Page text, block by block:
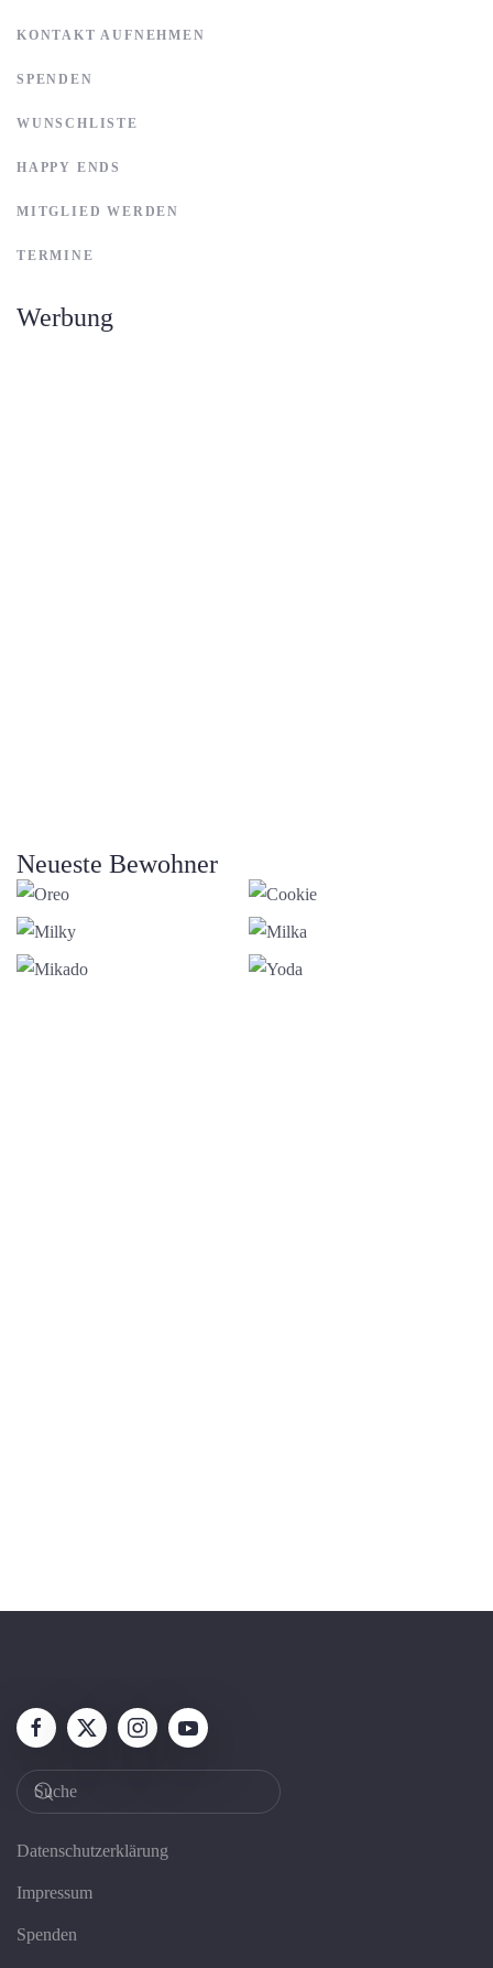
KONTAKT AUFNEHMEN
SPENDEN
WUNSCHLISTE
HAPPY ENDS
MITGLIED WERDEN
TERMINE
Werbung
Neueste Bewohner
Datenschutzerklärung
Impressum
Spenden